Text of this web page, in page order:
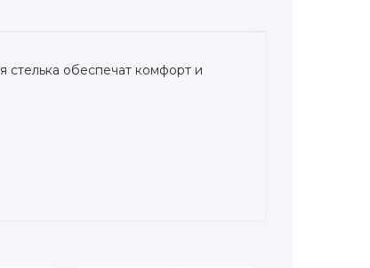
стелька обеспечат комфорт и